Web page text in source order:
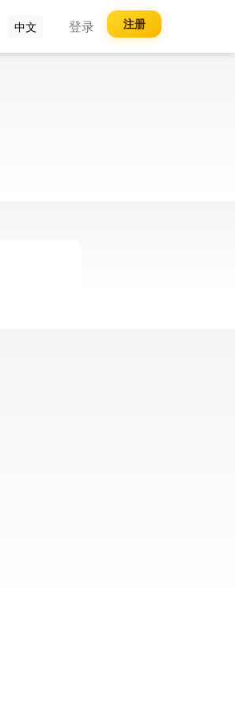
中文 登录 注册